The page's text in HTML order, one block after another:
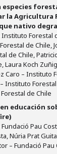
la Agricultura
nativo
Forestal
de Chile,
de Chile,
Laura Koch
Caro – Instituto
Instituto
de Chile
educación
Pau
Núria Prat
– Fundació Pau